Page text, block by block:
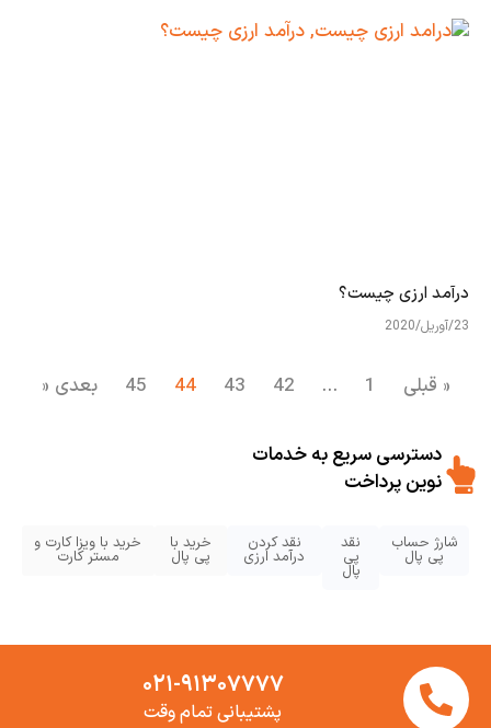
درآمد ارزی چیست؟
23/آوریل/2020
« قبلی 1
…
42
43
44
45 بعدی «
دسترسی سریع به خدمات
نوین پرداخت
شارژ حساب
پی پال
نقد
پی
پال
نقد کردن
درآمد ارزی
خرید با
پی پال
خرید با ویزا کارت و
مستر کارت
۰۲۱-۹۱۳۰۷۷۷۷
پشتیبانی تمام وقت